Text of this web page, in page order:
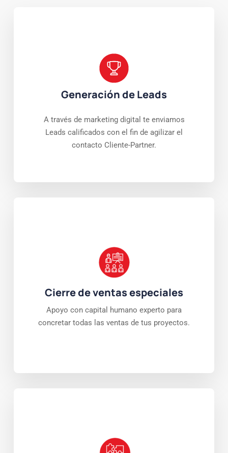
Generación de Leads
A través de marketing digital te enviamos
Leads calificados con el fin de agilizar el
contacto Cliente-Partner.
Cierre de ventas especiales
Apoyo con capital humano experto para
concretar todas las ventas de tus proyectos.